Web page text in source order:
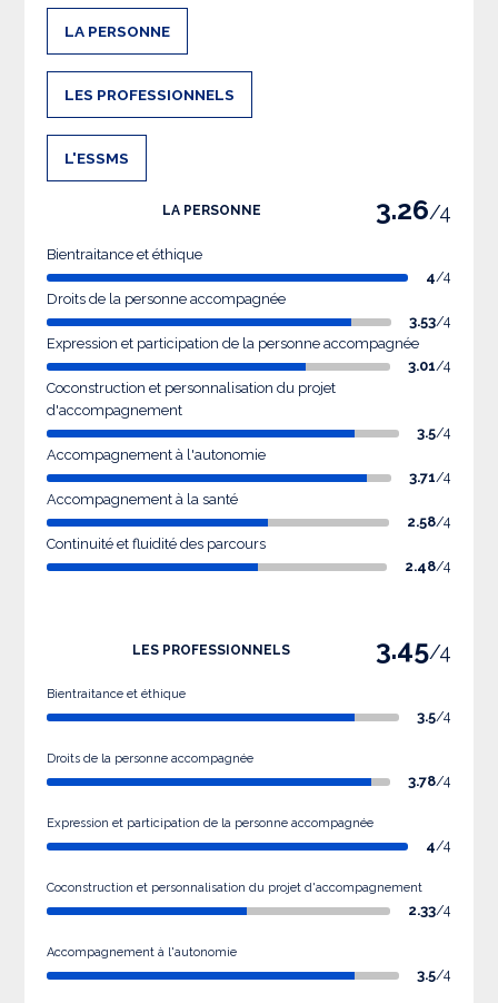
LA PERSONNE
LES PROFESSIONNELS
L'ESSMS
LA PERSONNE 3.26/4
Bientraitance et éthique
4/4
Droits de la personne accompagnée
3.53/4
Expression et participation de la personne accompagnée
3.01/4
Coconstruction et personnalisation du projet
d'accompagnement
3.5/4
Accompagnement à l'autonomie
3.71/4
Accompagnement à la santé
2.58/4
Continuité et fluidité des parcours
2.48/4
LES PROFESSIONNELS 3.45/4
Bientraitance et éthique
3.5/4
Droits de la personne accompagnée
3.78/4
Expression et participation de la personne accompagnée
4/4
Coconstruction et personnalisation du projet d'accompagnement
2.33/4
Accompagnement à l'autonomie
3.5/4